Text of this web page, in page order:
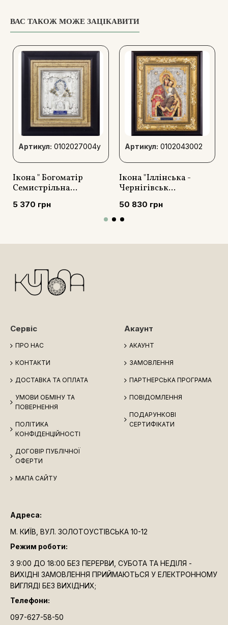
ВАС ТАКОЖ МОЖЕ ЗАЦІКАВИТИ
Артикул: 0102027004у
Ікона " Богоматір
Семистрільна...
5 370 грн
Артикул: 0102043002
Ікона "Іллінська -
Чернігівськ...
50 830 грн
Сервіс
ПРО НАС
КОНТАКТИ
ДОСТАВКА ТА ОПЛАТА
УМОВИ ОБМІНУ ТА
ПОВЕРНЕННЯ
ПОЛІТИКА
КОНФІДЕНЦІЙНОСТІ
ДОГОВІР ПУБЛІЧНОЇ
ОФЕРТИ
МАПА САЙТУ
Акаунт
АКАУНТ
ЗАМОВЛЕННЯ
ПАРТНЕРСЬКА ПРОГРАМА
ПОВІДОМЛЕННЯ
ПОДАРУНКОВІ
СЕРТИФІКАТИ
Адреса:
М. КИЇВ, ВУЛ. ЗОЛОТОУСТІВСЬКА 10-12
Режим роботи:
З 9:00 ДО 18:00 БЕЗ ПЕРЕРВИ, СУБОТА ТА НЕДІЛЯ -
ВИХІДНІ ЗАМОВЛЕННЯ ПРИЙМАЮТЬСЯ У ЕЛЕКТРОННОМУ
ВИГЛЯДІ БЕЗ ВИХІДНИХ;
Телефони:
097-627-58-50